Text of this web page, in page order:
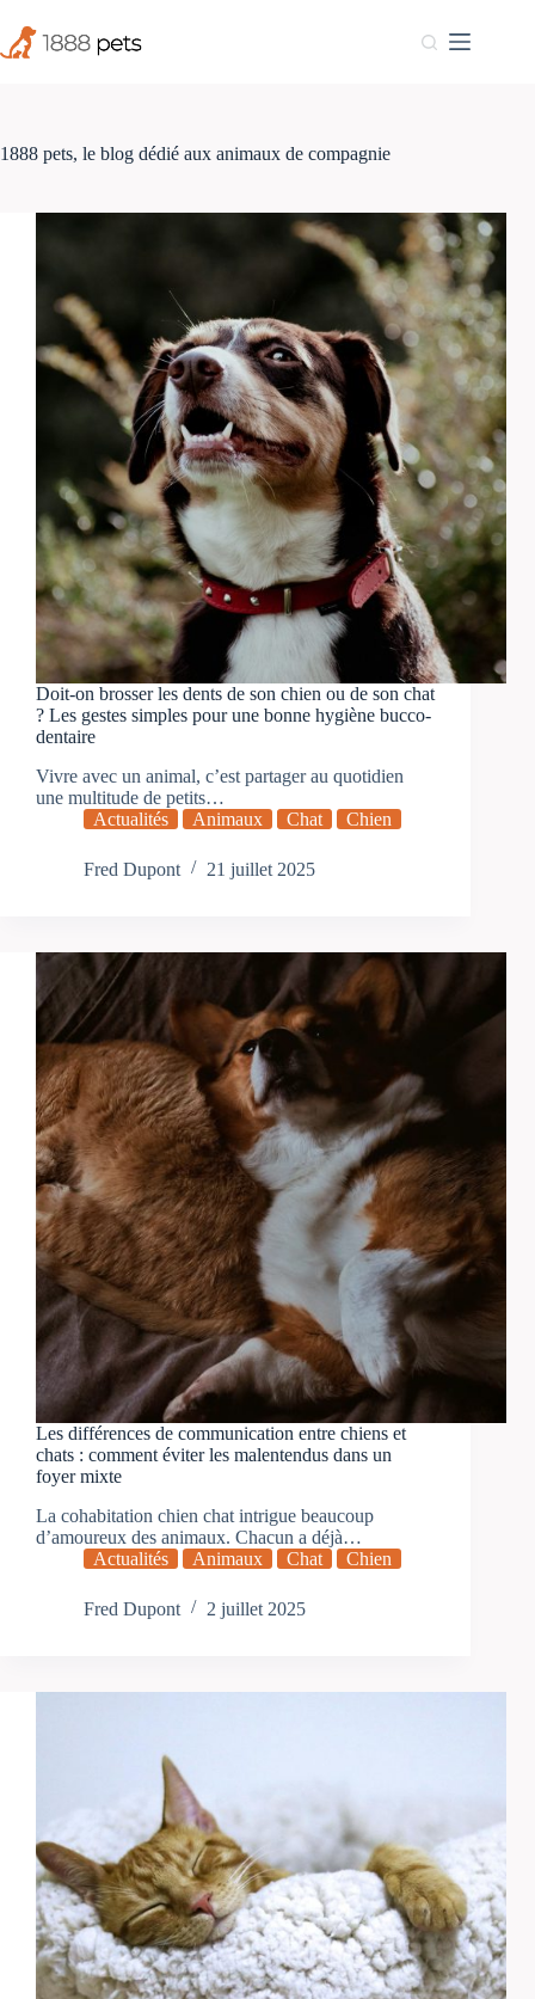
contenu
1888 pets, le blog dédié aux animaux de compagnie
Doit-on brosser les dents de son chien ou de son chat
? Les gestes simples pour une bonne hygiène bucco-
dentaire
Vivre avec un animal, c’est partager au quotidien
une multitude de petits…
Actualités
Animaux Chat Chien
Fred Dupont 21 juillet 2025
Les différences de communication entre chiens et
chats : comment éviter les malentendus dans un
foyer mixte
La cohabitation chien chat intrigue beaucoup
d’amoureux des animaux. Chacun a déjà…
Actualités
Animaux Chat Chien
Fred Dupont 2 juillet 2025